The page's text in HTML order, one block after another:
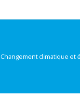
Changement climatique et